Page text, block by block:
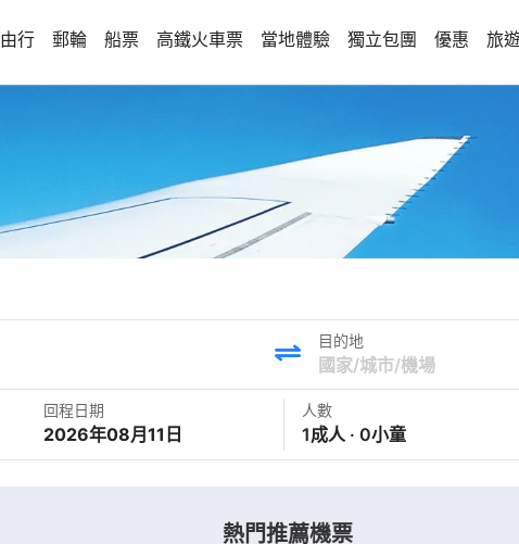
行 郵輪 船票 高鐵火車票 當地體驗 獨立包團 優惠 旅
目的地
回程日期
2026年08月11日
人數
1成人 · 0小童
熱門推薦機票